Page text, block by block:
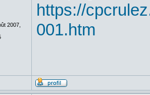
2007,
https://
001.htm